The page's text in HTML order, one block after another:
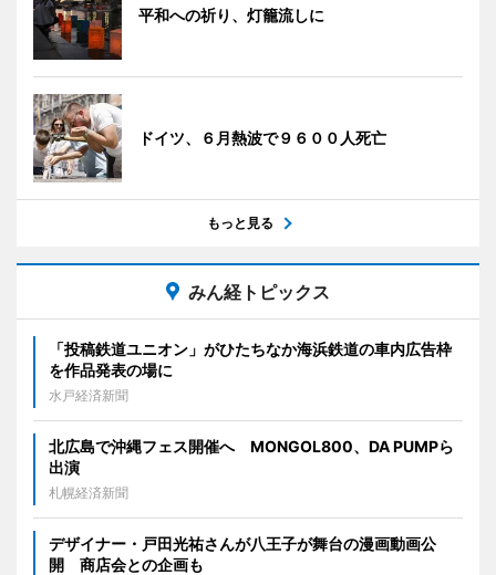
平和への祈り、灯籠流しに
ドイツ、６月熱波で９６００人死亡
もっと見る
みん経トピックス
「投稿鉄道ユニオン」がひたちなか海浜鉄道の車内広告枠
を作品発表の場に
水戸経済新聞
北広島で沖縄フェス開催へ MONGOL800、DA PUMPら
出演
札幌経済新聞
デザイナー・戸田光祐さんが八王子が舞台の漫画動画公
開 商店会との企画も